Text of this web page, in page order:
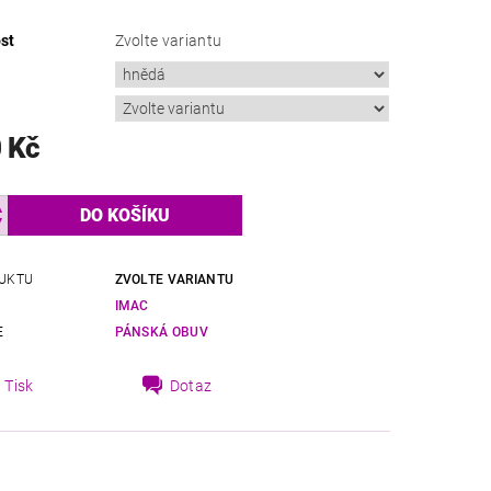
Zvolte variantu
Kč
ZVOLTE VARIANTU
IMAC
PÁNSKÁ OBUV
Tisk Dotaz